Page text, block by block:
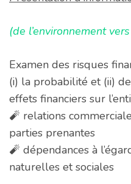
(de l’environnement vers
Examen des risques
(i) la probabilité et (ii)
effets financiers sur
🧨 relations
parties prenantes
🧨 dépendances à
naturelles et sociales